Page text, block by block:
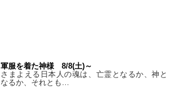
軍服を着た神様 8/8(土)～
さまよえる日本人の魂は、亡霊となるか、神と
なるか、それとも…